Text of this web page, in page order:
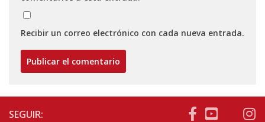
Recibir un correo electrónico con cada nueva entrada.
SEGUIR: